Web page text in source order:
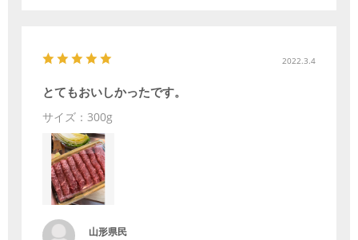
2022.3.4
とてもおいしかったです。
サイズ：300g
山形県民